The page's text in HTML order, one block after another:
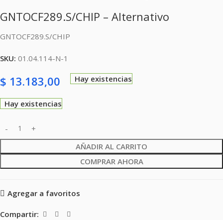
GNTOCF289.S/CHIP – Alternativo
GNTOCF289.S/CHIP
SKU: 01.04.114-N-1
$ 13.183,00 Hay existencias
Hay existencias
AÑADIR AL CARRITO
COMPRAR AHORA
Agregar a favoritos
Compartir: